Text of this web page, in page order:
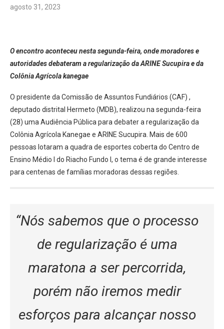
agosto 31, 2023
O encontro aconteceu nesta segunda-feira, onde moradores e
autoridades debateram a regularização da ARINE Sucupira e da
Colônia Agrícola kanegae
O presidente da Comissão de Assuntos Fundiários (CAF) ,
deputado distrital Hermeto (MDB), realizou na segunda-feira
(28) uma Audiência Pública para debater a regularização da
Colônia Agrícola Kanegae e ARINE Sucupira. Mais de 600
pessoas lotaram a quadra de esportes coberta do Centro de
Ensino Médio I do Riacho Fundo I, o tema é de grande interesse
para centenas de famílias moradoras dessas regiões.
“Nós sabemos que o processo
de regularização é uma
maratona a ser percorrida,
porém não iremos medir
esforços para alcançar nosso